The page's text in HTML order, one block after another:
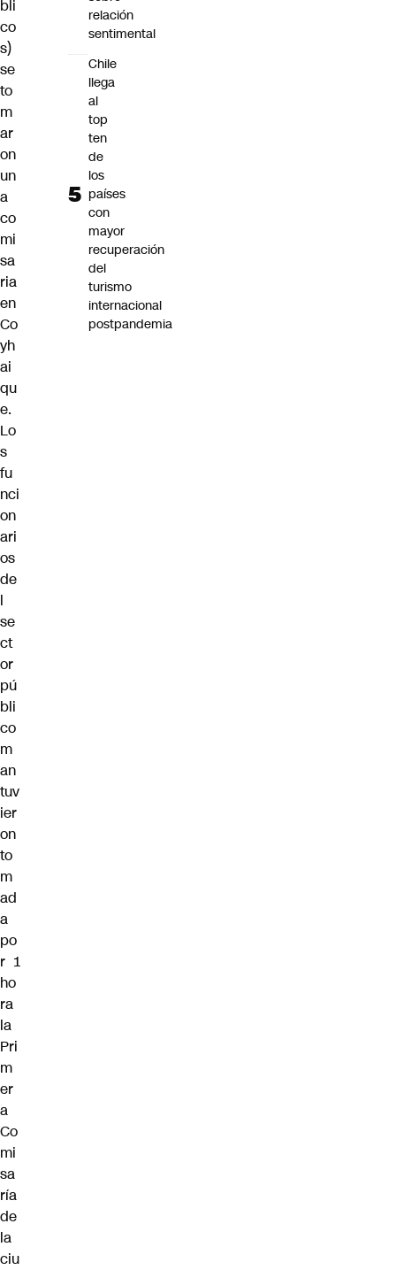
bli
co
s)
se
to
m
ar
on
un
a
co
mi
sa
ria
en
Co
yh
ai
qu
e.
Lo
s
fu
nci
on
ari
os
de
l
se
ct
or
pú
bli
co
m
an
tuv
ier
on
to
m
ad
a
po
r 1
ho
ra
la
Pri
m
er
a
Co
mi
sa
ría
de
la
ciu
relación
sentimental
Chile
llega
al
top
ten
de
los
países
con
mayor
recuperación
del
turismo
internacional
postpandemia